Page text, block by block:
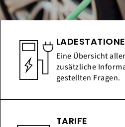
Eine Übersicht
zusätzliche
gestellten Fragen.
TARIFE